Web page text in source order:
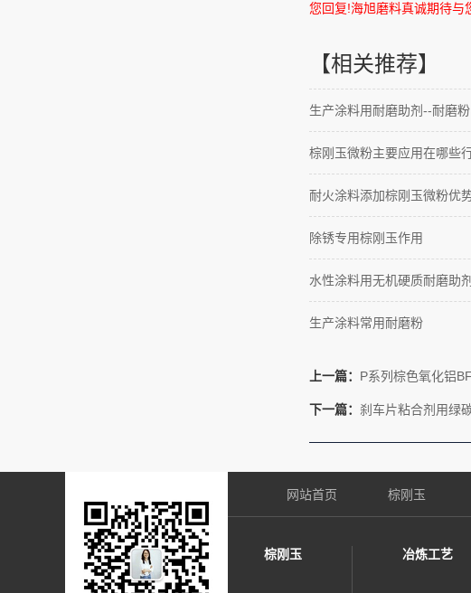
您回复!海旭磨料真诚期待与
【相关推荐】
生产涂料用耐磨助剂--耐磨粉
棕刚玉微粉主要应用在哪些
耐火涂料添加棕刚玉微粉优
除锈专用棕刚玉作用
水性涂料用无机硬质耐磨助
生产涂料常用耐磨粉
上一篇： P系列棕色氧化铝
下一篇： 刹车片粘合剂用绿
网站首页 棕刚玉
棕刚玉 冶炼工艺